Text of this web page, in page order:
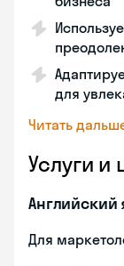
для
Читать
Услуги и
Английский
Для